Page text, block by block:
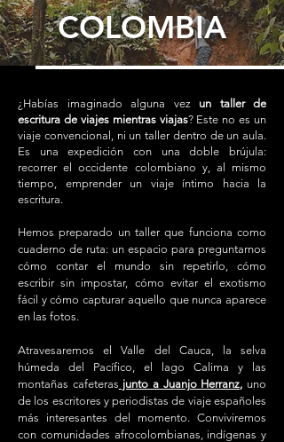
COLOMBIA
¿Habías imaginado alguna vez un taller de
escritura de viajes mientras viajas? Este no es un
viaje convencional, ni un taller dentro de un aula.
Es una expedición con una doble brújula:
recorrer el occidente colombiano y, al mismo
tiempo, emprender un viaje íntimo hacia la
escritura.
Hemos preparado un taller que funciona como
cuaderno de ruta: un espacio para preguntarnos
cómo contar el mundo sin repetirlo, cómo
escribir sin impostar, cómo evitar el exotismo
fácil y cómo capturar aquello que nunca aparece
en las fotos.
Atravesaremos el Valle del Cauca, la selva
húmeda del Pacífico, el lago Calima y las
montañas cafeteras junto a Juanjo Herranz, uno
de los escritores y periodistas de viaje españoles
más interesantes del momento. Conviviremos
con comunidades afrocolombianas, indígenas y